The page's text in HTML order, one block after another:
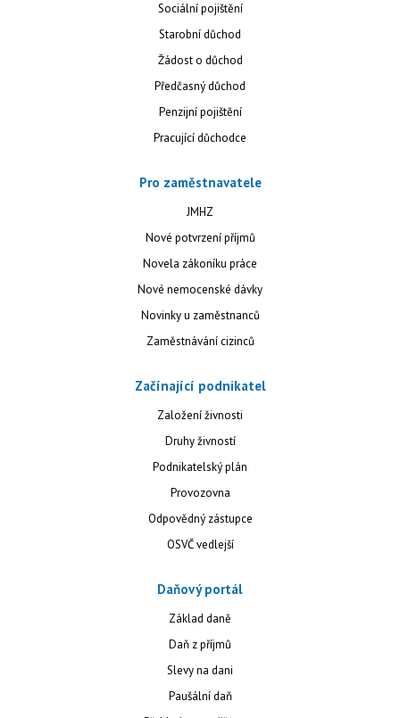
Sociální pojištění
Starobní důchod
Žádost o důchod
Předčasný důchod
Penzijní pojištění
Pracující důchodce
Pro zaměstnavatele
JMHZ
Nové potvrzení příjmů
Novela zákoníku práce
Nové nemocenské dávky
Novinky u zaměstnanců
Zaměstnávání cizinců
Začínající podnikatel
Založení živnosti
Druhy živností
Podnikatelský plán
Provozovna
Odpovědný zástupce
OSVČ vedlejší
Daňový portál
Základ daně
Daň z příjmů
Slevy na dani
Paušální daň